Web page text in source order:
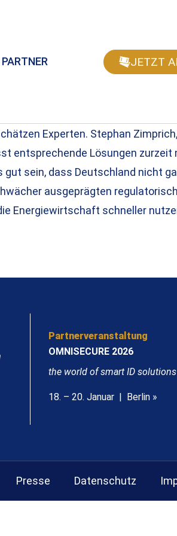
PARTNER JETZT
Experten. Stephan
entsprechende Lösungen zurzeit
sein, dass Deutschland nicht
ausgeprägten
Energiewirtschaft schneller
Partnerveranstaltung
OMNISECURE 2026
the world of smart ID solutions
18. – 20. Januar | Berlin »
Presse Datenschutz